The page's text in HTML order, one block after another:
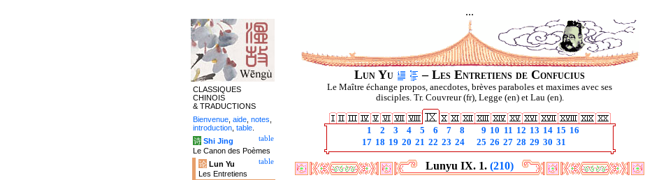
...
Lun Yu – Les Entretiens de Confucius
Le Maître échange propos, anecdotes, brèves paraboles et maximes avec ses
disciples. Tr. Couvreur (fr), Legge (en) et Lau (en).
1 2 3 4 5 6 7 8 9 10 11 12 13 14 15 16
17 18 19 20 21 22 23 24 25 26 27 28 29 30 31
Lunyu IX. 1. (210)
CLASSIQUES
CHINOIS
& TRADUCTIONS
Bienvenue aide notes
introduction table
table
诗 Shi Jing
Le Canon des Poèmes
table
论 Lun Yu
Les Entretiens